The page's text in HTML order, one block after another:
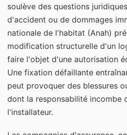
soulève des questions
d'accident ou de dommages
nationale de l'habitat (Anah)
modification structurelle d'un
faire l'objet d'une autorisation
Une fixation défaillante
peut provoquer des blessures
dont la responsabilité incombe
l'installateur.